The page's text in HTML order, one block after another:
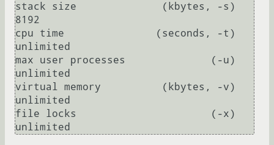
stack size              (kbytes, -s)
8192
cpu time               (seconds, -t)
unlimited
max user processes              (-u)
unlimited
virtual memory          (kbytes, -v)
unlimited
file locks                      (-x)